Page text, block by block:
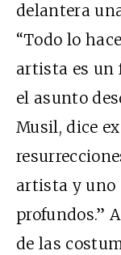
delantera
“Todo lo
artista es un
el asunto
Musil, dice
artista y uno
profundos.”
de las